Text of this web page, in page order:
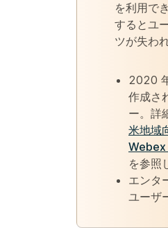
を利用で
するとユ
ツが失わ
2020
作成さ
ー。詳
米地域
を参照
エンタ
ユーザ